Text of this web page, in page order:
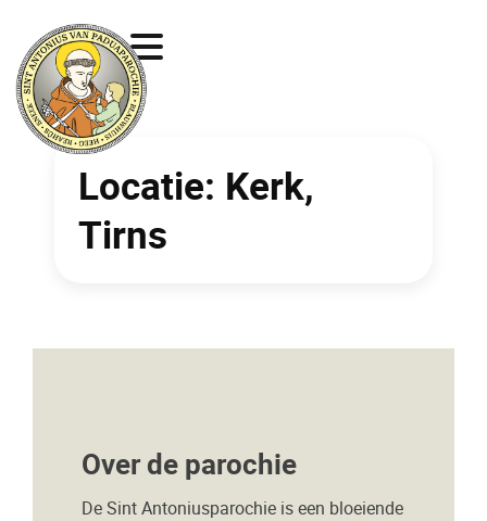
Locatie: Kerk,
Tirns
Over de parochie
De Sint Antoniusparochie is een bloeiende